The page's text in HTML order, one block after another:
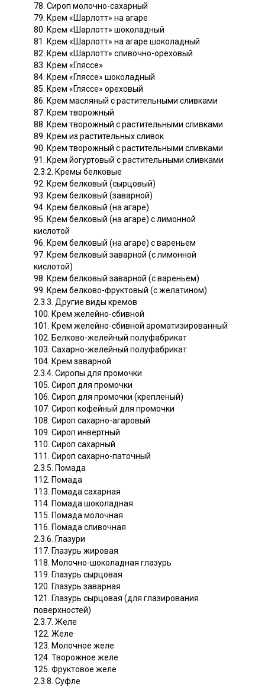
78. Сироп молочно-сахарный
79. Крем «Шарлотт» на агаре
80. Крем «Шарлотт» шоколадный
81. Крем «Шарлотт» на агаре шоколадный
82. Крем «Шарлотт» сливочно-ореховый
83. Крем «Гляссе»
84. Крем «Гляссе» шоколадный
85. Крем «Гляссе» ореховый
86. Крем масляный с растительными сливками
87. Крем творожный
88. Крем творожный с растительными сливками
89. Крем из растительных сливок
90. Крем творожный с растительными сливками
91. Крем йогуртовый с растительными сливками
2.3.2. Кремы белковые
92. Крем белковый (сырцовый)
93. Крем белковый (заварной)
94. Крем белковый (на агаре)
95. Крем белковый (на агаре) с лимонной
кислотой
96. Крем белковый (на агаре) с вареньем
97. Крем белковый заварной (с лимонной
кислотой)
98. Крем белковый заварной (с вареньем)
99. Крем белково-фруктовый (с желатином)
2.3.3. Другие виды кремов
100. Крем желейно-сбивной
101. Крем желейно-сбивной ароматизированный
102. Белково-желейный полуфабрикат
103. Сахарно-желейный полуфабрикат
104. Крем заварной
2.3.4. Сиропы для промочки
105. Сироп для промочки
106. Сироп для промочки (крепленый)
107. Сироп кофейный для промочки
108. Сироп сахарно-агаровый
109. Сироп инвертный
110. Сироп сахарный
111. Сироп сахарно-паточный
2.3.5. Помада
112. Помада
113. Помада сахарная
114. Помада шоколадная
115. Помада молочная
116. Помада сливочная
2.3.6. Глазури
117. Глазурь жировая
118. Молочно-шоколадная глазурь
119. Глазурь сырцовая
120. Глазурь заварная
121. Глазурь сырцовая (для глазирования
поверхностей)
2.3.7. Желе
122. Желе
123. Молочное желе
124. Творожное желе
125. Фруктовое желе
2.3.8. Суфле